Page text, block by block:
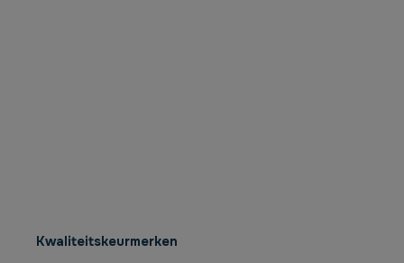
Kwaliteitskeurmerken